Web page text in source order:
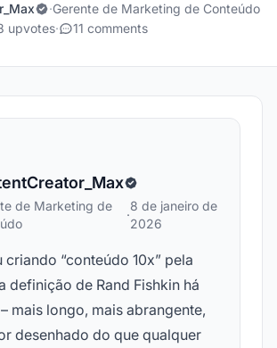
·Gerente de Marketing de Conteúdo
upvotes· 11 comments
de Marketing de
·
8 de janeiro de
2026
criando “conteúdo 10x” pela
definição de Rand Fishkin há
mais longo, mais abrangente,
desenhado do que qualquer